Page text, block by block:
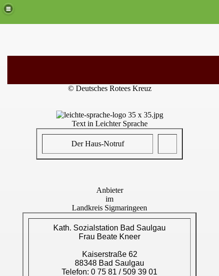
© Deutsches Rotees Kreuz
Text in Leichter Sprache
Der Haus-Notruf
Anbieter
im
Landkreis Sigmaringeen
Kath. Sozialstation Bad Saulgau
Frau Beate Kneer
Kaiserstraße 62
88348 Bad Saulgau
Telefon: 0 75 81 / 509 39 01